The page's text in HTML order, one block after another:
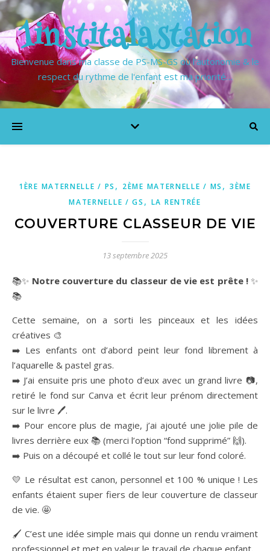
1institalastation
Bienvenue dans ma classe de PS-MS-GS où l'autonomie & le
respect du rythme de l'enfant est ma priorité…
1ÈRE MATERNELLE / PS , 2ÈME MATERNELLE / MS ,3ÈME
MATERNELLE / GS , LA RENTRÉE
COUVERTURE CLASSEUR DE VIE
13 septembre 2025
📚✨ Notre couverture du classeur de vie est prête !✨
📚
Cette semaine, on a sorti les pinceaux et les idées
créatives 🎨
➡️ Les enfants ont d’abord peint leur fond librement à
l’aquarelle & pastel gras.
➡️ J’ai ensuite pris une photo d’eux avec un grand livre 📷,
retiré le fond sur Canva et écrit leur prénom directement
sur le livre 🖊️.
➡️ Pour encore plus de magie, j’ai ajouté une jolie pile de
livres derrière eux 📚 (merci l’option “fond supprimé” 🙌).
➡️ Puis on a découpé et collé le tout sur leur fond coloré.
💛 Le résultat est canon, personnel et 100 % unique ! Les
enfants étaient super fiers de leur couverture de classeur
de vie. 🤩
🖌️ C’est une idée simple mais qui donne un rendu vraiment
professionnel et met en valeur le travail de chaque enfant.